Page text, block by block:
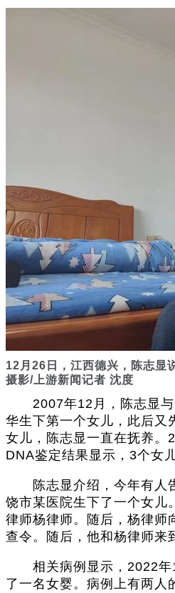
12月26日，江西德兴，陈志显
摄影/上游新闻记者 沈度
2007年12月，陈志显与
华生下第一个女儿，此后又
女儿，陈志显一直在抚养。
DNA鉴定结果显示，3个女
陈志显介绍，今年有人
饶市某医院生下了一个女儿
律师杨律师。随后，杨律师
查令。随后，他和杨律师来
相关病例显示，2022年
了一名女婴。病例上有两人